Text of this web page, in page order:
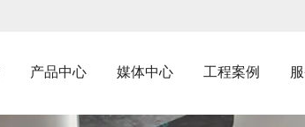
产品中心 媒体中心 工程案例